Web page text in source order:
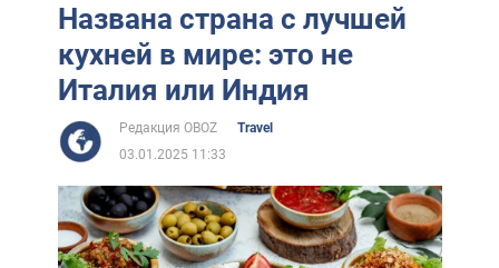
Названа страна с лучшей
кухней в мире: это не
Италия или Индия
Редакция OBOZ
Travel
03.01.2025 11:33